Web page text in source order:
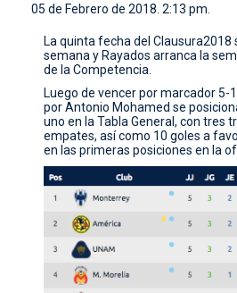
05 de Febrero de 2018. 2:13 pm.
La quinta fecha del Clausura2018
semana y Rayados arranca la
de la Competencia.
Luego de vencer por marcador 5-
por Antonio Mohamed se
uno en la Tabla General, con tres
empates, así como 10 goles a
en las primeras posiciones en la